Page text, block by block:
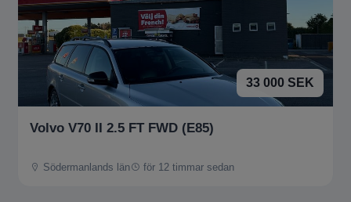
33 000 SEK
Volvo V70 II 2.5 FT FWD (E85)
Södermanlands län för 12 timmar sedan